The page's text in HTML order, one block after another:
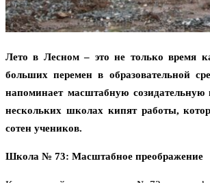
Лето в Лесном – это не только время
больших перемен в образовательной
напоминает масштабную
нескольких школах кипят работы,
сотен учеников.
Школа № 73: Масштабное преображение